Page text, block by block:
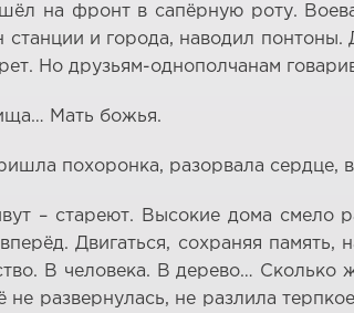
на фронт в сапёрную роту.
и города, наводил понтоны.
Но друзьям-однополчанам
Мать божья.
похоронка, разорвала сердце,
– стареют. Высокие дома смело
Двигаться, сохраняя память,
В человека. В дерево… Сколько
развернулась, не разлила